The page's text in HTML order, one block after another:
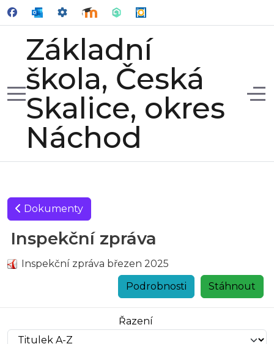
Mobile Menu Toggle
Základní
škola, Česká
Skalice, okres
Náchod
Dokumenty
Inspekční zpráva
Inspekční zpráva březen 2025
Stáhnout
Podrobnosti
Řazení